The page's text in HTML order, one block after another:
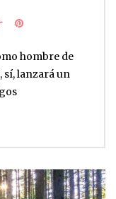
hombre de
sí, lanzará un